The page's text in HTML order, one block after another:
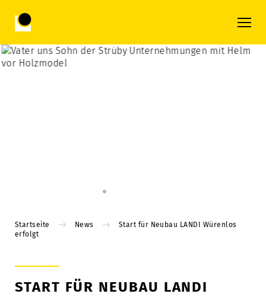
Startseite News
Start für Neubau LANDI Würenlos
erfolgt
START FÜR NEUBAU LANDI